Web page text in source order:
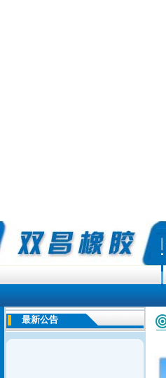
最新公告